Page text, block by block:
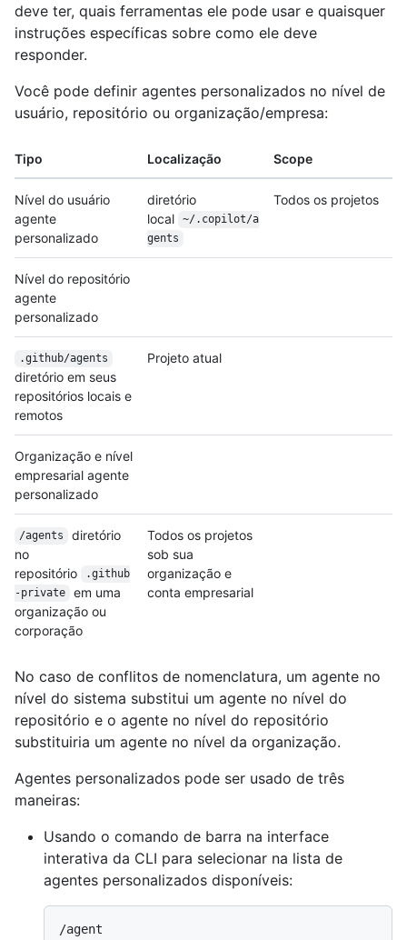
deve ter, quais ferramentas ele pode usar e quaisquer
instruções específicas sobre como ele deve
responder.
Você pode definir agentes personalizados no nível de
usuário, repositório ou organização/empresa:
Tipo Localização Scope
Nível do usuário
agente
personalizado
diretório
local
~/.copilot/a
gents
Todos os projetos
Nível do repositório
agente
personalizado
.github/agents
diretório em seus
repositórios locais e
remotos
Projeto atual
Organização e nível
empresarial agente
personalizado
/agents
diretório
no
repositório
.github
-private
em uma
organização ou
corporação
Todos os projetos
sob sua
organização e
conta empresarial
No caso de conflitos de nomenclatura, um agente no
nível do sistema substitui um agente no nível do
repositório e o agente no nível do repositório
substituiria um agente no nível da organização.
Agentes personalizados pode ser usado de três
maneiras:
Usando o comando de barra na interface
interativa da CLI para selecionar na lista de
agentes personalizados disponíveis: